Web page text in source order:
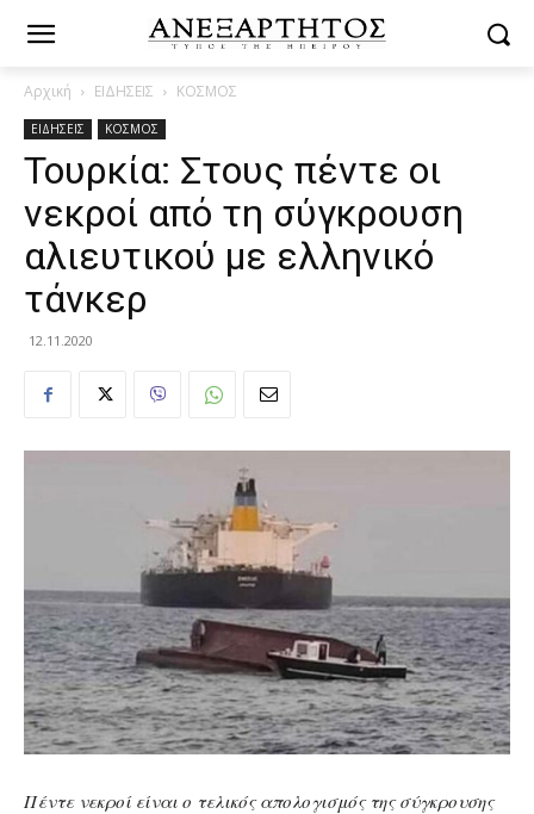
Αρχική ΕΙΔΗΣΕΙΣ ΚΟΣΜΟΣ
ΕΙΔΗΣΕΙΣ ΚΟΣΜΟΣ
Τουρκία: Στους πέντε οι
νεκροί από τη σύγκρουση
αλιευτικού με ελληνικό
τάνκερ
12.11.2020
Πέντε νεκροί είναι ο τελικός απολογισμός της σύγκρουσης